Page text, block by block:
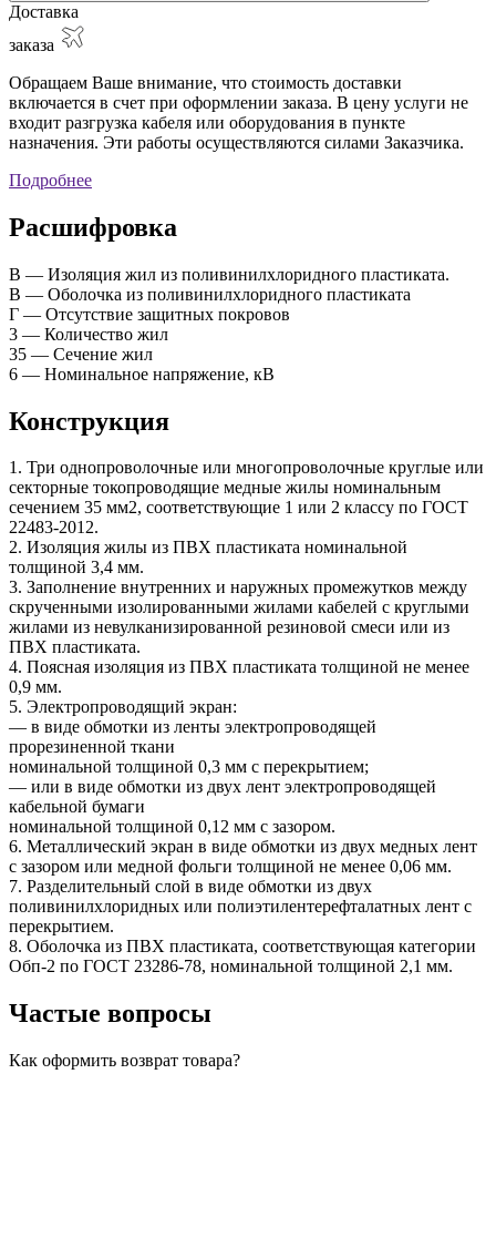
Доставка
заказа
Обращаем Ваше внимание, что стоимость доставки
включается в счет при оформлении заказа. В цену услуги не
входит разгрузка кабеля или оборудования в пункте
назначения. Эти работы осуществляются силами Заказчика.
Подробнее
Расшифровка
В — Изоляция жил из поливинилхлоридного пластиката.
В — Оболочка из поливинилхлоридного пластиката
Г — Отсутствие защитных покровов
3 — Количество жил
35 — Сечение жил
6 — Номинальное напряжение, кВ
Конструкция
1. Три однопроволочные или многопроволочные круглые или
секторные токопроводящие медные жилы номинальным
сечением 35 мм2, соответствующие 1 или 2 классу по ГОСТ
22483-2012.
2. Изоляция жилы из ПВХ пластиката номинальной
толщиной 3,4 мм.
3. Заполнение внутренних и наружных промежутков между
скрученными изолированными жилами кабелей с круглыми
жилами из невулканизированной резиновой смеси или из
ПВХ пластиката.
4. Поясная изоляция из ПВХ пластиката толщиной не менее
0,9 мм.
5. Электропроводящий экран:
— в виде обмотки из ленты электропроводящей
прорезиненной ткани
номинальной толщиной 0,3 мм с перекрытием;
— или в виде обмотки из двух лент электропроводящей
кабельной бумаги
номинальной толщиной 0,12 мм с зазором.
6. Металлический экран в виде обмотки из двух медных лент
с зазором или медной фольги толщиной не менее 0,06 мм.
7. Разделительный слой в виде обмотки из двух
поливинилхлоридных или полиэтилентерефталатных лент с
перекрытием.
8. Оболочка из ПВХ пластиката, соответствующая категории
Обп-2 по ГОСТ 23286-78, номинальной толщиной 2,1 мм.
Частые вопросы
Как оформить возврат товара?